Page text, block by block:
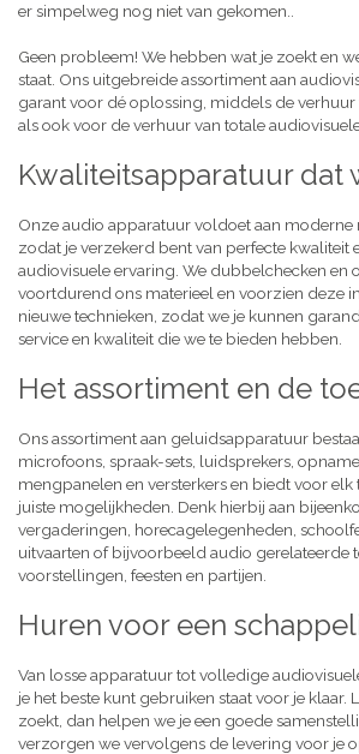
er simpelweg nog niet van gekomen..
Geen probleem! We hebben wat je zoekt en
staat. Ons uitgebreide assortiment aan
garant voor dé oplossing, middels de
als ook voor de verhuur van totale
Kwaliteitsapparatuur dat
Onze audio apparatuur voldoet aan moderne
zodat je verzekerd bent van perfecte kwaliteit
audiovisuele ervaring. We dubbelchecken en
voortdurend ons materieel en voorzien deze
nieuwe technieken, zodat we je kunnen
service en kwaliteit die we te bieden hebben.
Het assortiment en de
Ons assortiment aan geluidsapparatuur
microfoons, spraak-sets, luidsprekers,
mengpanelen en versterkers en biedt voor elk
juiste mogelijkheden. Denk hierbij aan
vergaderingen, horecagelegenheden,
uitvaarten of bijvoorbeeld audio gerelateerde
voorstellingen, feesten en partijen.
Huren voor een
Van losse apparatuur tot volledige
je het beste kunt gebruiken staat voor je klaar.
zoekt, dan helpen we je een goede
verzorgen we vervolgens de levering voor je